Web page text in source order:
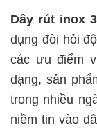
Dây rút inox
dụng đòi hỏi
các ưu điểm
dạng, sản
trong nhiều
niềm tin vào